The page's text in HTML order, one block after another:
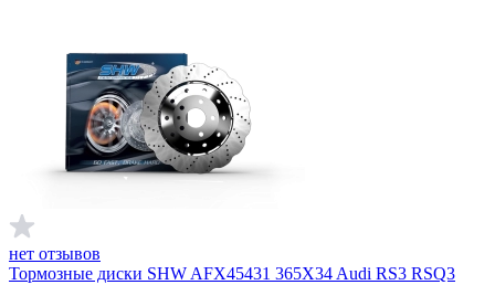
нет отзывов
Тормозные диски SHW AFX45431 365X34 Audi RS3 RSQ3